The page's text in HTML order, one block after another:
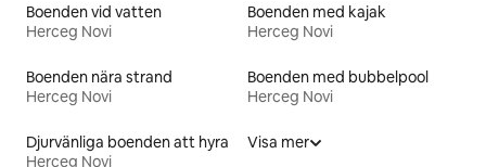
Boenden vid vatten
Herceg Novi
Boenden med kajak
Herceg Novi
Boenden nära strand
Herceg Novi
Boenden med bubbelpool
Herceg Novi
Djurvänliga boenden att hyra
Herceg Novi
Visa mer